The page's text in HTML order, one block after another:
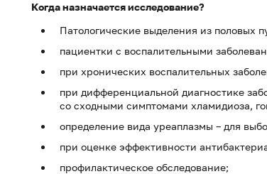
Когда назначается исследование?
Патологические выделения из половых
пациентки с воспалительными
при хронических воспалительных
при дифференциальной диагностике
со сходными симптомами хламидиоза,
определение вида уреаплазмы – для
при оценке эффективности
профилактическое обследование;